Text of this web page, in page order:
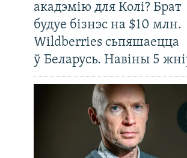
акадэмію для Колі? Брат
будуе бізнэс на $10 млн.
Wildberries сьпяшаецца
ў Беларусь. Навіны 5